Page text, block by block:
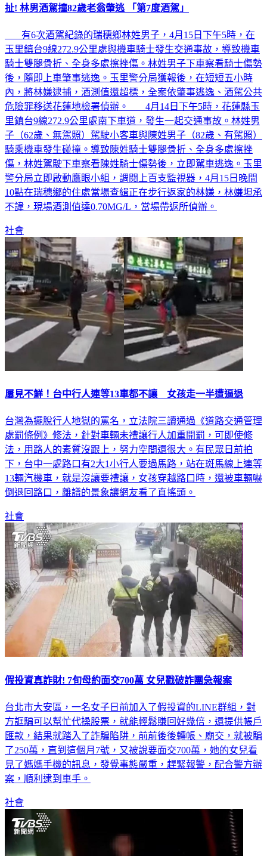
扯! 林男酒駕撞82歲老翁肇逃 「第7度酒駕」
有6次酒駕紀錄的瑞穗鄉林姓男子，4月15日下午5時，在
玉里鎮台9線272.9公里處與機車騎士發生交通事故，導致機車
騎士雙腿骨折、全身多處擦挫傷。林姓男子下車察看騎士傷勢
後，隨即上車肇事逃逸。玉里警分局獲報後，在短短五小時
內，將林嫌逮捕，酒測值還超標，全案依肇事逃逸、酒駕公共
危險罪移送花蓮地檢署偵辦。 4月14日下午5時，花蓮縣玉
里鎮台9線272.9公里處南下車道，發生一起交通事故。林姓男
子（62歲、無駕照）駕駛小客車與陳姓男子（82歲、有駕照）
騎乘機車發生碰撞。導致陳姓騎士雙腿骨折、全身多處擦挫
傷，林姓駕駛下車察看陳姓騎士傷勢後，立即駕車逃逸。玉里
警分局立即啟動鷹眼小組，調閱上百支監視器，4月15日晚間
10點在瑞穗鄉的住處當場查緝正在步行返家的林嫌，林嫌坦承
不諱，現場酒測值達0.70MG/L，當場帶返所偵辦。
社會
屢見不鮮！台中行人連等13車都不讓 女孩走一半遭逼退
台灣為擺脫行人地獄的罵名，立法院三讀通過《道路交通管理
處罰條例》修法，針對車輛未禮讓行人加重開罰，可即使修
法，用路人的素質沒跟上，努力空間還很大。有民眾日前拍
下，台中一處路口有2大1小行人要過馬路，站在斑馬線上連等
13輛汽機車，就是沒讓要禮讓，女孩穿越路口時，還被車輛嚇
倒退回路口，離譜的景象讓網友看了直搖頭。
社會
假投資真詐財! 7旬母約面交700萬 女兒戳破詐團急報案
台北市大安區，一名女子日前加入了假投資的LINE群組，對
方誆騙可以幫忙代操股票，就能輕鬆賺回好幾倍，還提供帳戶
匯款，結果就踏入了詐騙陷阱，前前後後轉帳、廟交，就被騙
了250萬，直到這個月7號，又被說要面交700萬，她的女兒看
見了媽媽手機的訊息，發覺事態嚴重，趕緊報警，配合警方辦
案，順利逮到車手。
社會